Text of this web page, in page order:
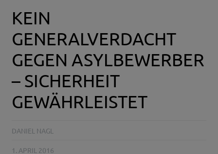
KEIN
GENERALVERDACHT
GEGEN ASYLBEWERBER
– SICHERHEIT
GEWÄHRLEISTET
DANIEL NAGL
1. APRIL 2016